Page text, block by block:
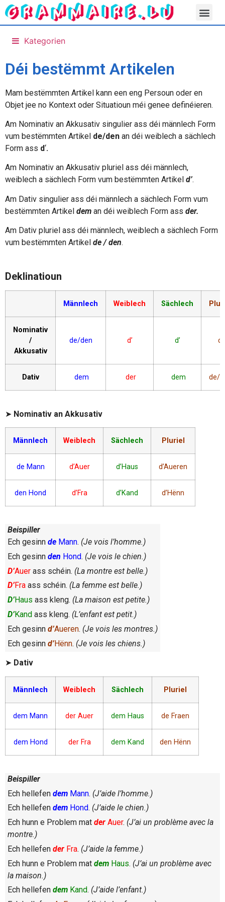
Kategorien
Déi bestëmmt Artikelen
Mam bestëmmten Artikel kann een eng Persoun oder en
Objet jee no Kontext oder Situatioun méi genee definéieren.
Am Nominativ an Akkusativ singulier ass déi männlech Form
vum bestëmmten Artikel de/den an déi weiblech a sächlech
Form ass d‘.
Am Nominativ an Akkusativ pluriel ass déi männlech,
weiblech a sächlech Form vum bestëmmten Artikel d’.
Am Dativ singulier ass déi männlech a sächlech Form vum
bestëmmten Artikel dem an déi weiblech Form ass der.
Am Dativ pluriel ass déi männlech, weiblech a sächlech Form
vum bestëmmten Artikel de / den.
Deklinatioun
Männlech Weiblech Sächlech
Nominativ
/
Akkusativ
de/den d’ d’ d’
Dativ dem der dem de/
➤ Nominativ an Akkusativ
Männlech Weiblech Sächlech Pluriel
de Mann d’Auer d’Haus d’Aueren
den Hond d’Fra d’Kand d’Hënn
Beispiller
Ech gesinn de Mann. (Je vois l’homme.)
Ech gesinn den Hond. (Je vois le chien.)
D’Auer ass schéin. (La montre est belle.)
D’Fra ass schéin. (La femme est belle.)
D’Haus ass kleng. (La maison est petite.)
D’Kand ass kleng. (L’enfant est petit.)
Ech gesinn d’Aueren. (Je vois les montres.)
Ech gesinn d’Hënn. (Je vois les chiens.)
➤ Dativ
Männlech Weiblech Sächlech Pluriel
dem Mann der Auer dem Haus de Fraen
dem Hond der Fra dem Kand den Hënn
Beispiller
Ech hellefen dem Mann. (J’aide l’homme.)
Ech hellefen dem Hond. (J’aide le chien.)
Ech hunn e Problem mat der Auer. (J’ai un problème avec la
montre.)
Ech hellefen der Fra. (J’aide la femme.)
Ech hunn e Problem mat dem Haus. (J’ai un problème avec
la maison.)
Ech hellefen dem Kand. (J’aide l’enfant.)